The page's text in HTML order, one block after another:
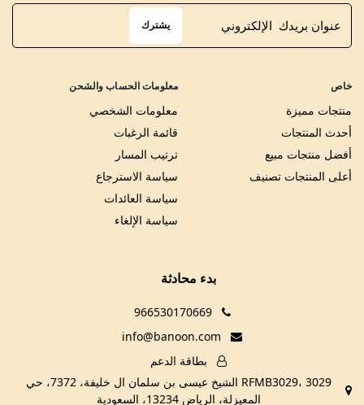
خاص
منتجات مميزة
أحدث المنتجات
أفضل منتجات مبيع
أعلى المنتجات تصنيف
معلومات الحساب والشحن
معلومات الشخصي
قائمة الرغبات
ترتيب المسار
سياسة الاسترجاع
سياسة العائدات
سياسة الإلغاء
يشترك
بدء محادثة
966530170669
بطاقة الدعم
RFMB3029، 3029 الشيخ عيسى بن سلمان ال خليفة، 7372، حي
المعيزلة، الرياض 13234، السعودية